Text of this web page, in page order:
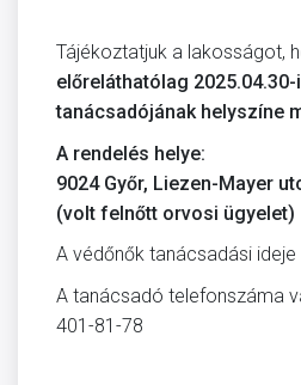
Tájékoztatjuk a lakosságot,
előreláthatólag
tanácsadójának helyszíne
A rendelés helye:
9024 Győr, Liezen-Mayer
(volt felnőtt orvosi ügyelet)
A védőnők tanácsadási
A tanácsadó telefonszáma
401-81-78